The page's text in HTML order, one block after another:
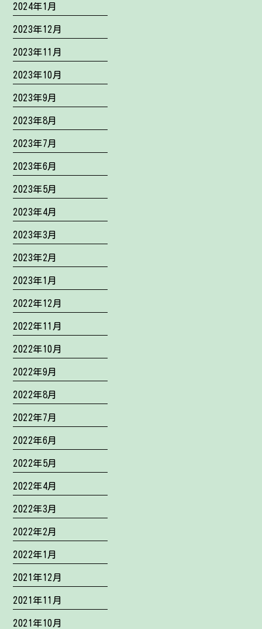
2024年1月
2023年12月
2023年11月
2023年10月
2023年9月
2023年8月
2023年7月
2023年6月
2023年5月
2023年4月
2023年3月
2023年2月
2023年1月
2022年12月
2022年11月
2022年10月
2022年9月
2022年8月
2022年7月
2022年6月
2022年5月
2022年4月
2022年3月
2022年2月
2022年1月
2021年12月
2021年11月
2021年10月